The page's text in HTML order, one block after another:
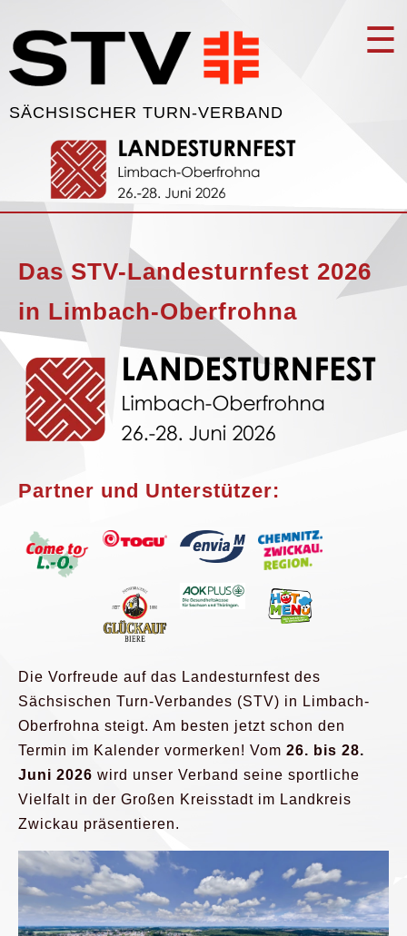
SÄCHSISCHER TURN-VERBAND
☰
Das STV-Landesturnfest 2026
in Limbach-Oberfrohna
Partner und Unterstützer:
Die Vorfreude auf das Landesturnfest des
Sächsischen Turn-Verbandes (STV) in Limbach-
Oberfrohna steigt. Am besten jetzt schon den
Termin im Kalender vormerken! Vom 26. bis 28.
Juni 2026 wird unser Verband seine sportliche
Vielfalt in der Großen Kreisstadt im Landkreis
Zwickau präsentieren.